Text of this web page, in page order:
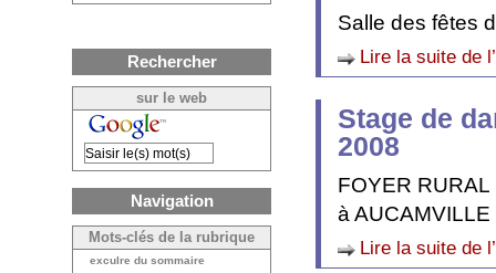
Salle des fêtes
Lire la suite de
Stage de
2008
FOYER RURAL
à
Lire la suite de
Rechercher
sur le web
Navigation
Mots-clés de la rubrique
exculre du sommaire